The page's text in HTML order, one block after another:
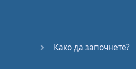
Како да започнете?